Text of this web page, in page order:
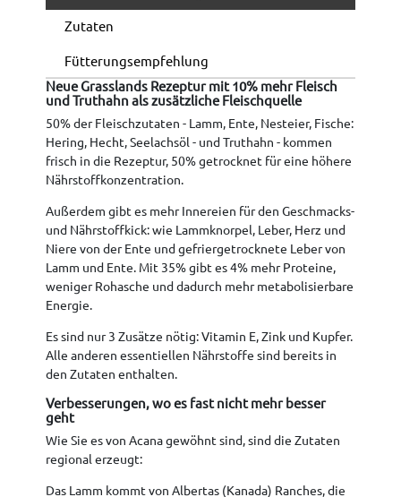
Zutaten
Fütterungsempfehlung
Neue Grasslands Rezeptur mit 10% mehr Fleisch
und Truthahn als zusätzliche Fleischquelle
50% der Fleischzutaten - Lamm, Ente, Nesteier, Fische:
Hering, Hecht, Seelachsöl - und Truthahn - kommen
frisch in die Rezeptur, 50% getrocknet für eine höhere
Nährstoffkonzentration.
Außerdem gibt es mehr Innereien für den Geschmacks-
und Nährstoffkick: wie Lammknorpel, Leber, Herz und
Niere von der Ente und gefriergetrocknete Leber von
Lamm und Ente. Mit 35% gibt es 4% mehr Proteine,
weniger Rohasche und dadurch mehr metabolisierbare
Energie.
Es sind nur 3 Zusätze nötig: Vitamin E, Zink und Kupfer.
Alle anderen essentiellen Nährstoffe sind bereits in
den Zutaten enthalten.
Verbesserungen, wo es fast nicht mehr besser
geht
Wie Sie es von Acana gewöhnt sind, sind die Zutaten
regional erzeugt:
Das Lamm kommt von Albertas (Kanada) Ranches, die